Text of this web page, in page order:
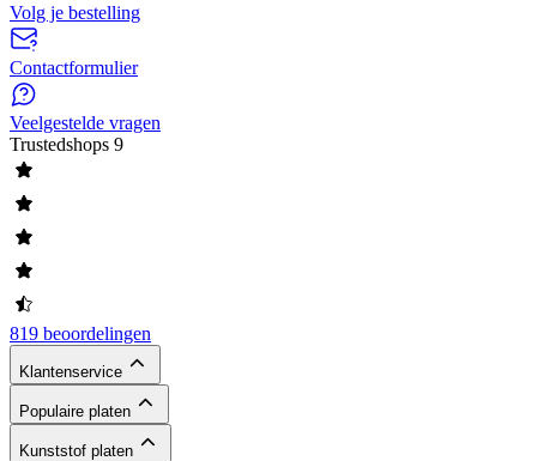
Volg je bestelling
Contactformulier
Veelgestelde vragen
Trustedshops 9
819 beoordelingen
Klantenservice
Populaire platen
Kunststof platen